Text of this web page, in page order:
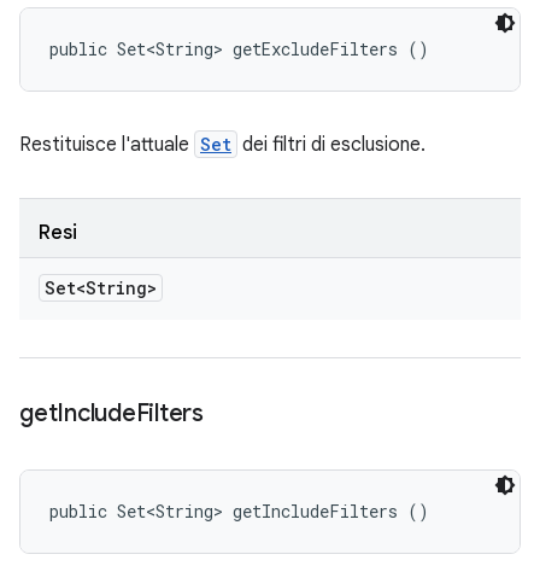
public Set<String> getExcludeFilters ()
Restituisce l'attuale Set dei filtri di esclusione.
Resi
Set<String>
getIncludeFilters
public Set<String> getIncludeFilters ()